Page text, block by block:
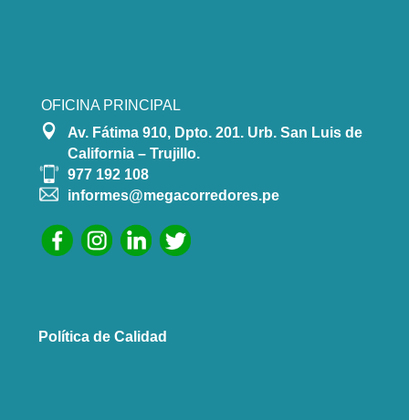
OFICINA PRINCIPAL

Av. Fátima 910, Dpto. 201. Urb. San Luis de
California – Trujillo.
977 192 108
informes@megacorredores.pe
Política de Calidad